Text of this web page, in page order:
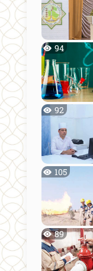
94
92
105
89